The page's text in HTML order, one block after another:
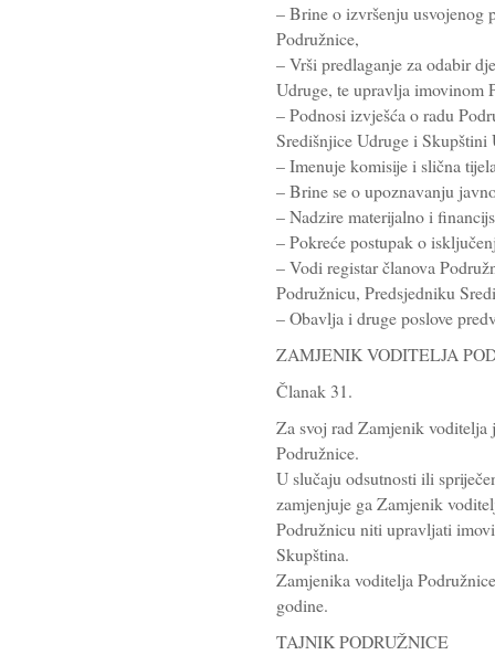
– Brine o izvršenju usvojenog
Podružnice,
– Vrši predlaganje za odabir
Udruge, te upravlja imovinom
– Podnosi izvješća o radu
Središnjice Udruge i
– Imenuje komisije i slična
– Brine se o upoznavanju
– Nadzire materijalno i
– Pokreće postupak o
– Vodi registar članova
Podružnicu, Predsjedniku
– Obavlja i druge poslove
ZAMJENIK VODITELJA
Članak 31.
Za svoj rad Zamjenik
Podružnice.
U slučaju odsutnosti ili
zamjenjuje ga Zamjenik
Podružnicu niti upravljati
Skupština.
Zamjenika voditelja
godine.
TAJNIK PODRUŽNICE